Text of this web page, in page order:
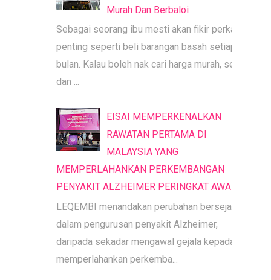
Murah Dan Berbaloi
Sebagai seorang ibu mesti akan fikir perkara
penting seperti beli barangan basah setiap
bulan. Kalau boleh nak cari harga murah, segar
dan ...
EISAI MEMPERKENALKAN
RAWATAN PERTAMA DI
MALAYSIA YANG
MEMPERLAHANKAN PERKEMBANGAN
PENYAKIT ALZHEIMER PERINGKAT AWAL
LEQEMBI menandakan perubahan bersejarah
dalam pengurusan penyakit Alzheimer,
daripada sekadar mengawal gejala kepada
memperlahankan perkemba...